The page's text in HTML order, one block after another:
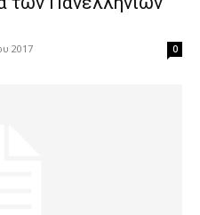
2017 0